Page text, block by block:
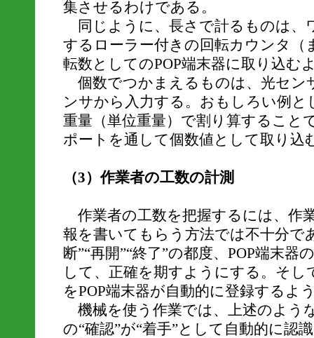
集させるわけである。
同じように、長さで計るものは、
するローラー付きの回転カウンタ（
転数としてのPOP端末器に取り込む
個数でつかまえるものは、光セン
ンサから入力する。おもしろい例と
重量（単位重量）で割り算すること
ポートを通して個数値として取り込
（3）作業者の工数の計測
作業者の工数を把握するには、作
報を書いてもらう方法では不十分で
断”“再開”“終了”の都度、POP端末
して、正確を期すようにする。そ
をPOP端末器が自動的に登録するよ
機械を使う作業では、上述のよう
の“確認”が“着手”として自動的に認